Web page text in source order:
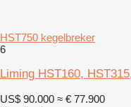
HST750 kegelbreker
6
Liming HST160,
US$ 90.000 ≈ € 77.900